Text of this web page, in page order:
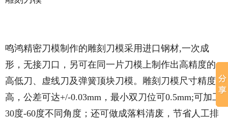
鸣鸿精密刀模制作的雕刻刀模采用进口钢材,一次成
形，无接刀口，另可在同一片刀模上制作出高精度的
高低刀、虚线刀及弹簧顶块刀模。雕刻刀模尺寸精度
高，公差可达+/-0.03mm，最小双刀位可0.5mm;可加工
30度-60度不同角度；还可做成落料清废，节省人工排